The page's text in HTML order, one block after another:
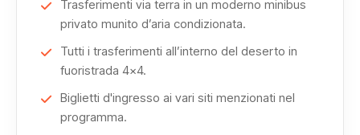
deserto di Maghrafa e si fa una sosta rilassante alle
L’itinerario nel deserto include anche il Deserto Nero e la
Trasferimenti via terra in un moderno minibus
privato munito d’aria condizionata.
Tutti i trasferimenti all’interno del deserto in
fuoristrada 4x4.
Biglietti d'ingresso ai vari siti menzionati nel
programma.